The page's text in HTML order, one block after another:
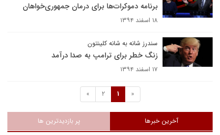
برنامه دموکرات‌ها برای درمان جمهوری‌خواهان
۱۸ اسفند ۱۳۹۴
سندرز شانه به شانه کلینتون
زنگ خطر برای ترامپ به صدا درآمد
۱۷ اسفند ۱۳۹۴
«
1
2
»
آخرین خبرها پر بازدیدترین ها